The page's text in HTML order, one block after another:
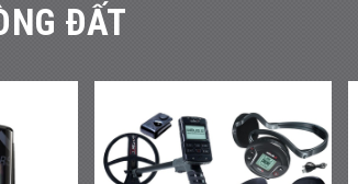
ĐẤT